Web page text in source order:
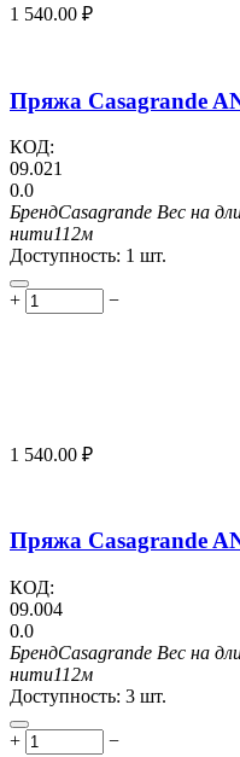
1 540.00 ₽
Пряжа Casagrande
КОД:
09.021
0.0
БрендCasagrande Вес на
нити112м
Доступность: 1 шт.
+ −
1 540.00 ₽
Пряжа Casagrande
КОД:
09.004
0.0
БрендCasagrande Вес на
нити112м
Доступность: 3 шт.
+ −